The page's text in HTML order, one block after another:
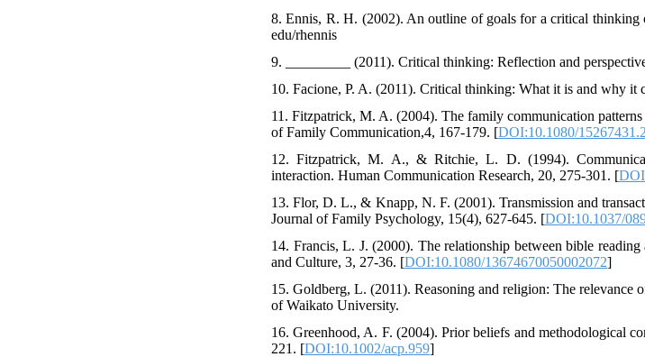
8. Ennis, R. H. (2002). An outline of goals for a critical thinking
edu/rhennis
9. _________ (2011). Critical thinking: Reflection and
10. Facione, P. A. (2011). Critical thinking: What it is and why it
11. Fitzpatrick, M. A. (2004). The family communication
of Family Communication,4, 167-179. [DOI:10.1080/
12. Fitzpatrick, M. A., & Ritchie, L. D. (1994).
interaction. Human Communication Research, 20, 275-301. [
13. Flor, D. L., & Knapp, N. F. (2001). Transmission and
Journal of Family Psychology, 15(4), 627-645. [DOI:10.1037/
14. Francis, L. J. (2000). The relationship between bible
and Culture, 3, 27-36. [DOI:10.1080/13674670050002072]
15. Goldberg, L. (2011). Reasoning and religion: The
of Waikato University.
16. Greenhood, A. F. (2004). Prior beliefs and methodological
221. [DOI:10.1002/acp.959]